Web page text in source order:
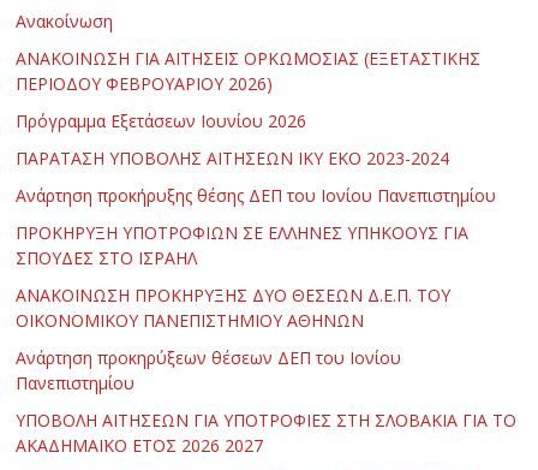
Ανακοίνωση
ΑΝΑΚΟΙΝΩΣΗ ΓΙΑ ΑΙΤΗΣΕΙΣ ΟΡΚΩΜΟΣΙΑΣ (ΕΞΕΤΑΣΤΙΚΗΣ
ΠΕΡΙΟΔΟΥ ΦΕΒΡΟΥΑΡΙΟΥ 2026)
Πρόγραμμα Εξετάσεων Ιουνίου 2026
ΠΑΡΑΤΑΣΗ ΥΠΟΒΟΛΗΣ ΑΙΤΗΣΕΩΝ ΙΚΥ ΕΚΟ 2023-2024
Ανάρτηση προκήρυξης θέσης ΔΕΠ του Ιονίου Πανεπιστημίου
ΠΡΟΚΗΡΥΞΗ ΥΠΟΤΡΟΦΙΩΝ ΣΕ ΕΛΛΗΝΕΣ ΥΠΗΚΟΟΥΣ ΓΙΑ
ΣΠΟΥΔΕΣ ΣΤΟ ΙΣΡΑΗΛ
ΑΝΑΚΟΙΝΩΣΗ ΠΡΟΚΗΡΥΞΗΣ ΔΥΟ ΘΕΣΕΩΝ Δ.Ε.Π. ΤΟΥ
ΟΙΚΟΝΟΜΙΚΟΥ ΠΑΝΕΠΙΣΤΗΜΙΟΥ ΑΘΗΝΩΝ
Ανάρτηση προκηρύξεων θέσεων ΔΕΠ του Ιονίου
Πανεπιστημίου
ΥΠΟΒΟΛΗ ΑΙΤΗΣΕΩΝ ΓΙΑ ΥΠΟΤΡΟΦΙΕΣ ΣΤΗ ΣΛΟΒΑΚΙΑ ΓΙΑ ΤΟ
ΑΚΑΔΗΜΑΪΚΟ ΕΤΟΣ 2026 2027